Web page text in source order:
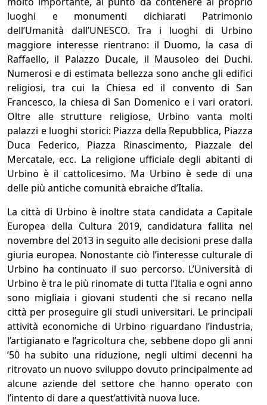
luoghi e monumenti dichiarati Patrimonio
dell’Umanità dall’UNESCO. Tra i luoghi di Urbino
maggiore interesse rientrano: il Duomo, la casa di
Raffaello, il Palazzo Ducale, il Mausoleo dei Duchi.
Numerosi e di estimata bellezza sono anche gli edifici
religiosi, tra cui la Chiesa ed il convento di San
Francesco, la chiesa di San Domenico e i vari oratori.
Oltre alle strutture religiose, Urbino vanta molti
palazzi e luoghi storici: Piazza della Repubblica, Piazza
Duca Federico, Piazza Rinascimento, Piazzale del
Mercatale, ecc. La religione ufficiale degli abitanti di
Urbino è il cattolicesimo. Ma Urbino è sede di una
delle più antiche comunità ebraiche d’Italia.
La città di Urbino è inoltre stata candidata a Capitale
Europea della Cultura 2019, candidatura fallita nel
novembre del 2013 in seguito alle decisioni prese dalla
giuria europea. Nonostante ciò l’interesse culturale di
Urbino ha continuato il suo percorso. L’Università di
Urbino è tra le più rinomate di tutta l’Italia e ogni anno
sono migliaia i giovani studenti che si recano nella
città per proseguire gli studi universitari. Le principali
attività economiche di Urbino riguardano l’industria,
l’artigianato e l’agricoltura che, sebbene dopo gli anni
’50 ha subito una riduzione, negli ultimi decenni ha
ritrovato un nuovo sviluppo dovuto principalmente ad
alcune aziende del settore che hanno operato con
l’intento di dare a quest’attività nuova luce.